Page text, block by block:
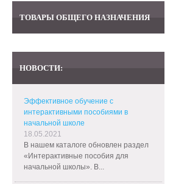
ТОВАРЫ ОБЩЕГО НАЗНАЧЕНИЯ
НОВОСТИ:
Эффективное обучение с
интерактивными пособиями в
начальной школе
18.05.2021
В нашем каталоге обновлен раздел
«Интерактивные пособия для
начальной школы». В...